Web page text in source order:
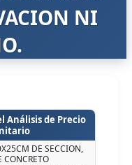
NI
Análisis de Precio
DE SECCION,
CONCRETO